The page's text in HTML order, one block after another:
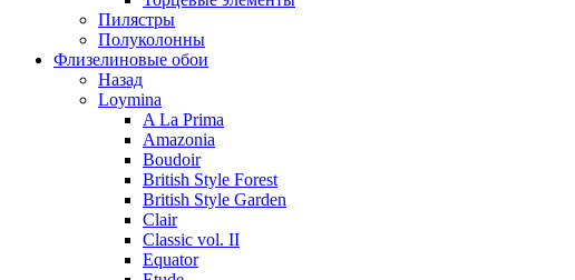
Пилястры
Полуколонны
Флизелиновые обои
Назад
Loymina
A La Prima
Amazonia
Boudoir
British Style Forest
British Style Garden
Clair
Classic vol. II
Equator